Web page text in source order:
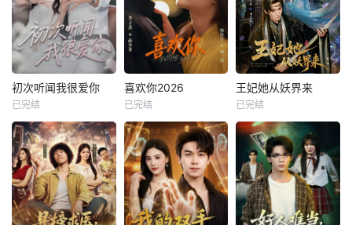
初次听闻我很爱你
已完结
喜欢你2026
已完结
王妃她从妖界来
已完结